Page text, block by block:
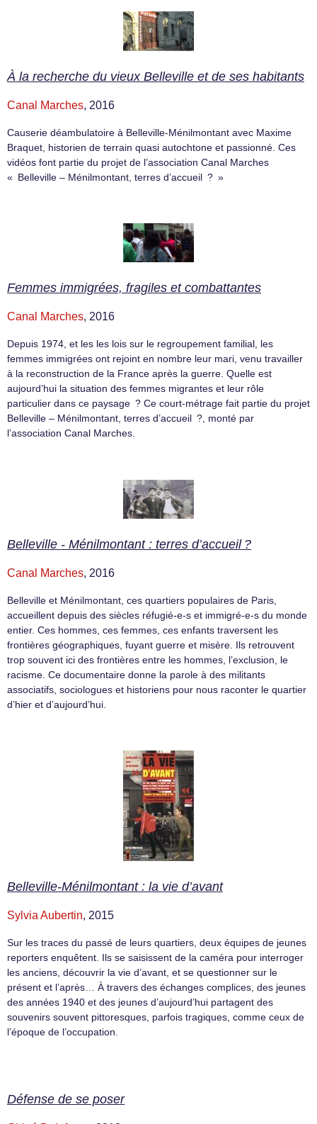
À la recherche du vieux Belleville et de ses habitants
Canal Marches, 2016
Causerie déambulatoire à Belleville-Ménilmontant avec Maxime
Braquet, historien de terrain quasi autochtone et passionné. Ces
vidéos font partie du projet de l’association Canal Marches
« Belleville – Ménilmontant, terres d’accueil ? »
Femmes immigrées, fragiles et combattantes
Canal Marches, 2016
Depuis 1974, et les les lois sur le regroupement familial, les
femmes immigrées ont rejoint en nombre leur mari, venu travailler
à la reconstruction de la France après la guerre. Quelle est
aujourd’hui la situation des femmes migrantes et leur rôle
particulier dans ce paysage ? Ce court-métrage fait partie du projet
Belleville – Ménilmontant, terres d’accueil ?, monté par
l’association Canal Marches.
Belleville - Ménilmontant : terres d’accueil ?
Canal Marches, 2016
Belleville et Ménilmontant, ces quartiers populaires de Paris,
accueillent depuis des siècles réfugié-e-s et immigré-e-s du monde
entier. Ces hommes, ces femmes, ces enfants traversent les
frontières géographiques, fuyant guerre et misère. Ils retrouvent
trop souvent ici des frontières entre les hommes, l’exclusion, le
racisme. Ce documentaire donne la parole à des militants
associatifs, sociologues et historiens pour nous raconter le quartier
d’hier et d’aujourd’hui.
Belleville-Ménilmontant : la vie d’avant
Sylvia Aubertin, 2015
Sur les traces du passé de leurs quartiers, deux équipes de jeunes
reporters enquêtent. Ils se saisissent de la caméra pour interroger
les anciens, découvrir la vie d’avant, et se questionner sur le
présent et l’après… À travers des échanges complices, des jeunes
des années 1940 et des jeunes d’aujourd’hui partagent des
souvenirs souvent pittoresques, parfois tragiques, comme ceux de
l’époque de l’occupation.
Défense de se poser